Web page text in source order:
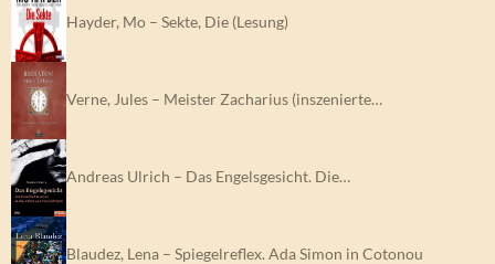
Hayder, Mo – Sekte, Die (Lesung)
Verne, Jules – Meister Zacharius (inszenierte…
Andreas Ulrich – Das Engelsgesicht. Die…
Blaudez, Lena – Spiegelreflex. Ada Simon in Cotonou